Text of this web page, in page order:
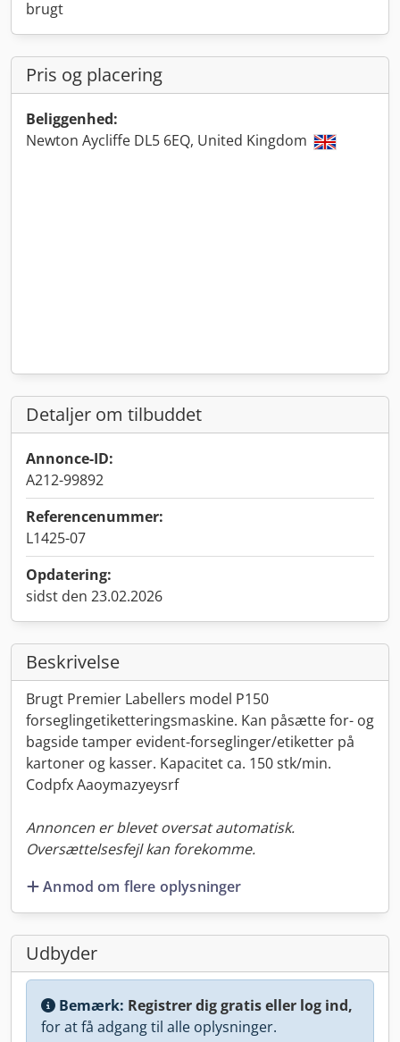
brugt
Pris og placering
Beliggenhed:
Newton Aycliffe DL5 6EQ, United Kingdom
Detaljer om tilbuddet
Annonce-ID:
A212-99892
Referencenummer:
L1425-07
Opdatering:
sidst den 23.02.2026
Beskrivelse
Brugt Premier Labellers model P150
forseglingetiketteringsmaskine. Kan påsætte for- og
bagside tamper evident-forseglinger/etiketter på
kartoner og kasser. Kapacitet ca. 150 stk/min.
Codpfx Aaoymazyeysrf
Annoncen er blevet oversat automatisk.
Oversættelsesfejl kan forekomme.
Anmod om flere oplysninger
Udbyder
Bemærk: Registrer dig gratis eller log ind,
for at få adgang til alle oplysninger.